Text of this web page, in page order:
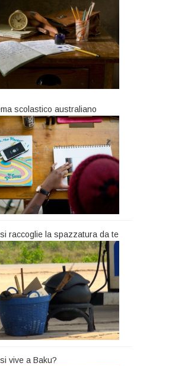
scolastico australiano
raccoglie la spazzatura da te
vive a Baku?